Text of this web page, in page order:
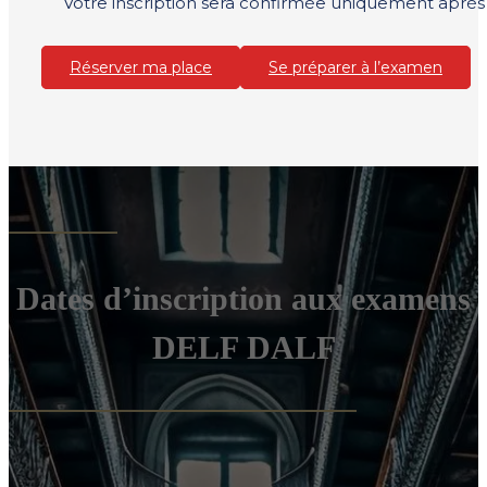
Réserver ma place Se préparer à l’examen
Dates d’inscription aux examens
DELF DALF